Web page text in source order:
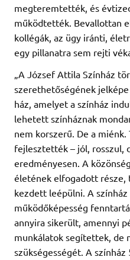
megteremtették, és
működtették. Bevallottan
kollégák, az ügy iránti,
egy pillanatra sem rejti
„A József Attila Színház
szerethetőségének
ház, amelyet a színház
lehetett színháznak
nem korszerű. De a
fejlesztették – jól, rosszul,
eredményesen. A
életének elfogadott
kezdett leépülni. A
működőképesség
annyira sikerült, amennyi
munkálatok segítettek, de
szükségességét. A